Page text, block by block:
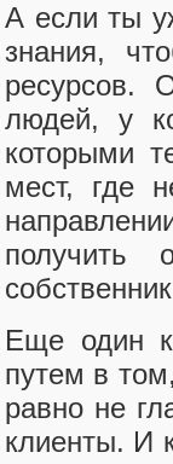
А если ты
знания,
ресурсов.
людей, у
которыми
мест, где
Еще один
путем в
равно не
клиенты. И